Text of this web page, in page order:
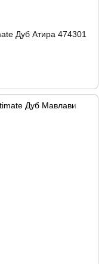
Дуб Атира 474301